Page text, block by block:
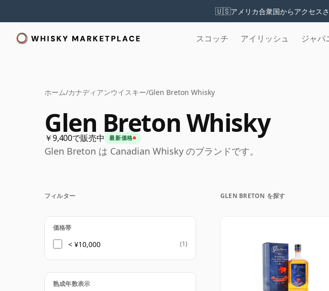
🇺🇸アメリカ合衆国からアクセス
スコッチ アイリッシュ ジャパ
ホーム/カナディアンウイスキー/Glen Breton Whisky
Glen Breton Whisky
￥9,400で販売中 最新価格
Glen Breton は Canadian Whisky のブランドです。
GLEN BRETON を探す
フィルター
価格帯
< ¥10,000 (1)
熟成年数表示